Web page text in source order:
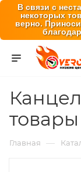
В связи с
некоторых
верно.
товары
Главная —